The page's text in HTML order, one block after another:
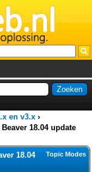
en v3.x ›
18.04 update
Topic Modes
18.04